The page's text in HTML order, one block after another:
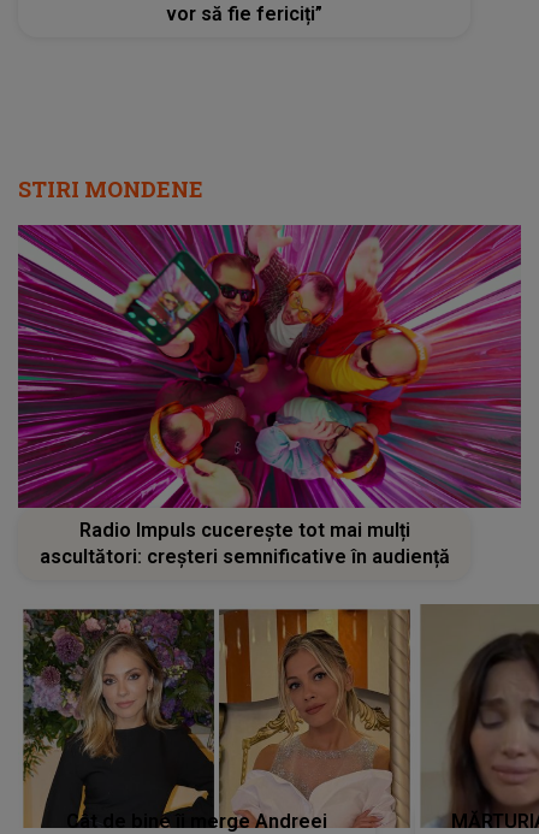
vor să fie fericiți”
STIRI MONDENE
Radio Impuls cucerește tot mai mulți
ascultători: creșteri semnificative în audiență
Cât de bine îi merge Andreei